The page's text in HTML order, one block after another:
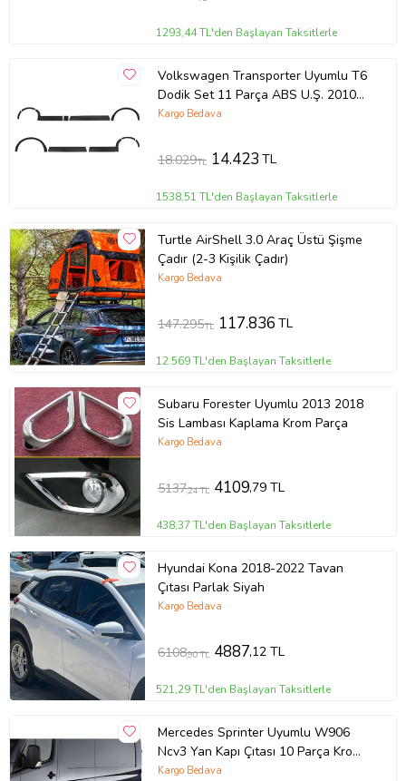
1293,44 TL'den Başlayan Taksitlerle
Volkswagen Transporter Uyumlu T6
Dodik Set 11 Parça ABS U.Ş. 2010
2014 Model Arası
Kargo Bedava
18.029TL 14.423TL
1538,51 TL'den Başlayan Taksitlerle
Turtle AirShell 3.0 Araç Üstü Şişme
Çadır (2-3 Kişilik Çadır)
Kargo Bedava
147.295TL 117.836TL
12.569 TL'den Başlayan Taksitlerle
Subaru Forester Uyumlu 2013 2018
Sis Lambası Kaplama Krom Parça
Kargo Bedava
5137,24 TL 4109,79 TL
438,37 TL'den Başlayan Taksitlerle
Hyundai Kona 2018-2022 Tavan
Çıtası Parlak Siyah
Kargo Bedava
6108,90 TL 4887,12 TL
521,29 TL'den Başlayan Taksitlerle
Mercedes Sprinter Uyumlu W906
Ncv3 Yan Kapı Çıtası 10 Parça Krom
(Extra Uzun) 2006 Ve Sonrası
Kargo Bedava